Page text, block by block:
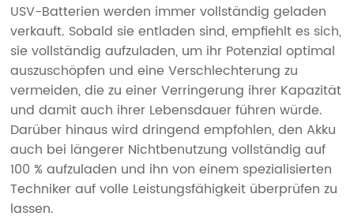
USV-Batterien werden immer vollständig geladen
verkauft. Sobald sie entladen sind, empfiehlt es sich,
sie vollständig aufzuladen, um ihr Potenzial optimal
auszuschöpfen und eine Verschlechterung zu
vermeiden, die zu einer Verringerung ihrer Kapazität
und damit auch ihrer Lebensdauer führen würde.
Darüber hinaus wird dringend empfohlen, den Akku
auch bei längerer Nichtbenutzung vollständig auf
100 % aufzuladen und ihn von einem spezialisierten
Techniker auf volle Leistungsfähigkeit überprüfen zu
lassen.